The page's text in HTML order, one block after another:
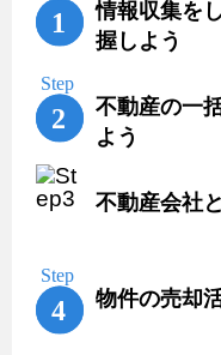
情報収集を
握しよう
不動産の一
よう
不動産会社
物件の売却